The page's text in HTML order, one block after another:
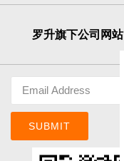
罗升旗下公司网站
SUBMIT